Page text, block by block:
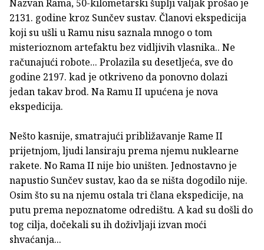
Nazvan Rama, 50-kilometarski šuplji valjak prošao je
2131. godine kroz Sunčev sustav. Članovi ekspedicija
koji su ušli u Ramu nisu saznala mnogo o tom
misterioznom artefaktu bez vidljivih vlasnika.. Ne
računajući robote... Prolazila su desetljeća, sve do
godine 2197. kad je otkriveno da ponovno dolazi
jedan takav brod. Na Ramu II upućena je nova
ekspedicija.
Nešto kasnije, smatrajući približavanje Rame II
prijetnjom, ljudi lansiraju prema njemu nuklearne
rakete. No Rama II nije bio uništen. Jednostavno je
napustio Sunčev sustav, kao da se ništa dogodilo nije.
Osim što su na njemu ostala tri člana ekspedicije, na
putu prema nepoznatome odredištu. A kad su došli do
tog cilja, dočekali su ih doživljaji izvan moći
shvaćanja...